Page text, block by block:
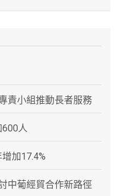
責小組推動長者服務
人
加17.4%
中葡經貿合作新路徑